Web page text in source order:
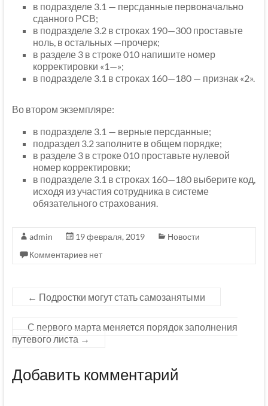
в подразделе 3.1 — персданные первоначально
сданного РСВ;
в подразделе 3.2 в строках 190—300 проставьте
ноль, в остальных —прочерк;
в разделе 3 в строке 010 напишите номер
корректировки «1—»;
в подразделе 3.1 в строках 160—180 — признак «2».
Во втором экземпляре:
в подразделе 3.1 — верные персданные;
подраздел 3.2 заполните в общем порядке;
в разделе 3 в строке 010 проставьте нулевой
номер корректировки;
в подразделе 3.1 в строках 160—180 выберите код,
исходя из участия сотрудника в системе
обязательного страхования.
admin 19 февраля, 2019
Новости
Комментариев нет
← Подростки могут стать самозанятыми
С первого марта меняется порядок заполнения
путевого листа →
Добавить комментарий